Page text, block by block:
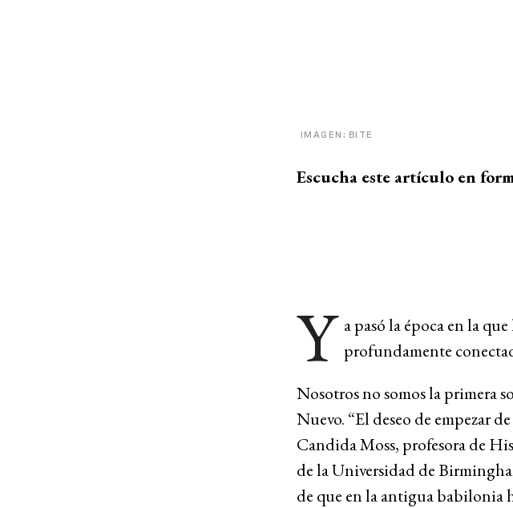
IMAGEN: BITE
Escucha este artículo en
Y a pasó la época en la
profundamente
Nosotros no somos la primera
Nuevo. “El deseo de empezar
Candida Moss, profesora de
de la Universidad de
de que en la antigua babilonia